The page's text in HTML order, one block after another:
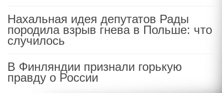
Нахальная идея депутатов Рады
породила взрыв гнева в Польше: что
случилось
В Финляндии признали горькую
правду о России